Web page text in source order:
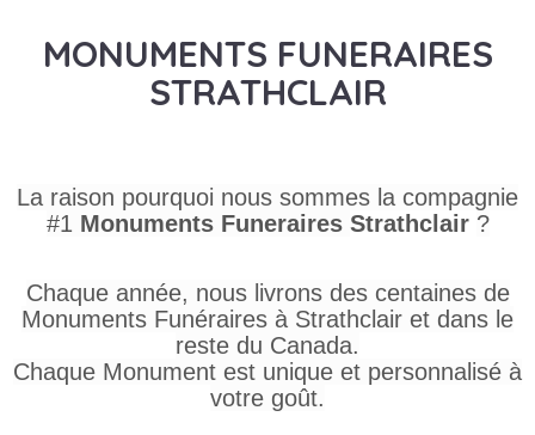
MONUMENTS FUNERAIRES
STRATHCLAIR
La raison pourquoi nous sommes la compagnie
#1 Monuments Funeraires Strathclair ?
Chaque année, nous livrons des centaines de
Monuments Funéraires à Strathclair et dans le
reste du Canada.
Chaque Monument est unique et personnalisé à
votre goût.